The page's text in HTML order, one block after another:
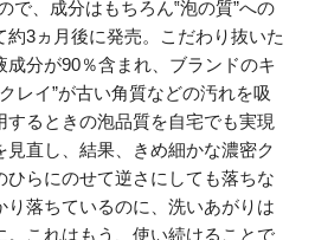
で、成分はもちろん‟泡の質”への
3ヵ月後に発売。こだわり抜いた
成分が90％含まれ、ブランドのキ
レイ”が古い角質などの汚れを吸
るときの泡品質を自宅でも実現
直し、結果、きめ細かな濃密ク
ひらにのせて逆さにしても落ちな
落ちているのに、洗いあがりは
。これはもう、使い続けることで